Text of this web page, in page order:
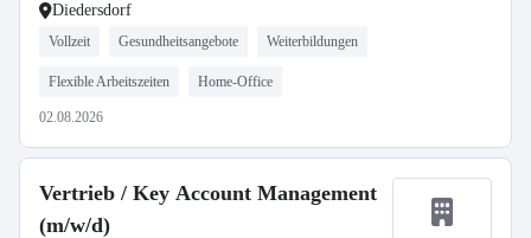
Diedersdorf
Vollzeit Gesundheitsangebote Weiterbildungen
Flexible Arbeitszeiten Home-Office
02.08.2026
Vertrieb / Key Account Management
(m/w/d)